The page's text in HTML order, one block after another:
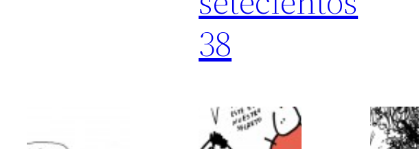
38